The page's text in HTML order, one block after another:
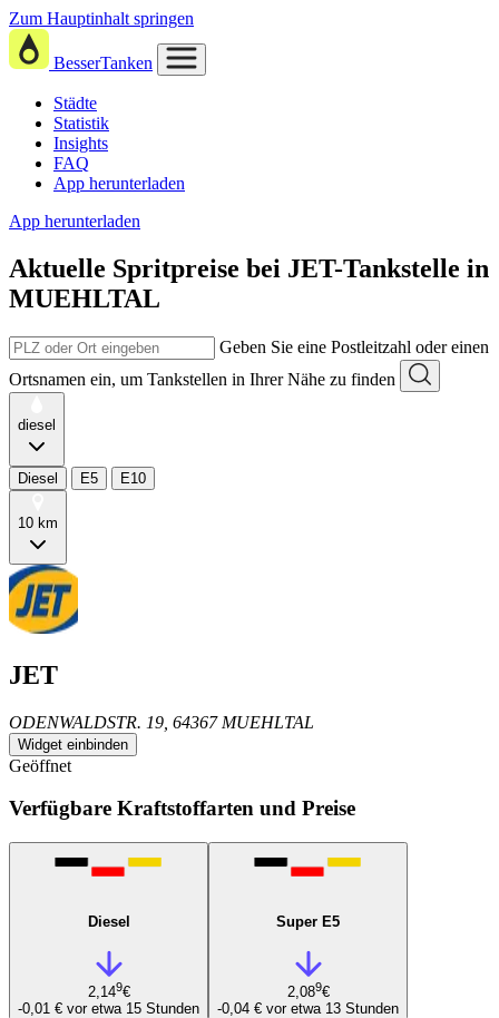
Zum Hauptinhalt springen
BesserTanken
Städte
Statistik
Insights
FAQ
App herunterladen
App herunterladen
Aktuelle Spritpreise bei JET-Tankstelle in
MUEHLTAL
Geben Sie eine Postleitzahl oder einen
Ortsnamen ein, um Tankstellen in Ihrer Nähe zu finden
diesel
Diesel E5 E10
10 km
JET
ODENWALDSTR. 19, 64367 MUEHLTAL
Widget einbinden
Geöffnet
Verfügbare Kraftstoffarten und Preise
Diesel
2,149€
-0,01 € vor etwa 15 Stunden
Super E5
2,089€
-0,04 € vor etwa 13 Stunden